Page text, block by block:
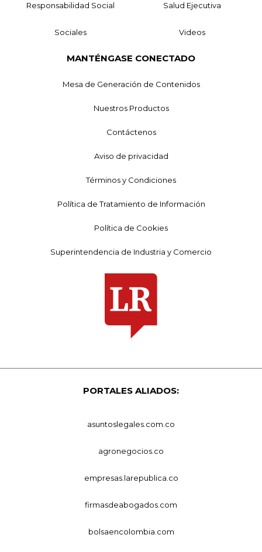
Responsabilidad Social Salud Ejecutiva
Sociales Videos
MANTÉNGASE CONECTADO
Mesa de Generación de Contenidos
Nuestros Productos
Contáctenos
Aviso de privacidad
Términos y Condiciones
Política de Tratamiento de Información
Política de Cookies
Superintendencia de Industria y Comercio
PORTALES ALIADOS:
asuntoslegales.com.co
agronegocios.co
empresas.larepublica.co
firmasdeabogados.com
bolsaencolombia.com